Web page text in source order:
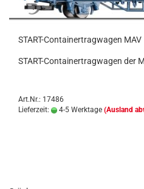
START-Containertragwagen MAV
START-Containertragwagen der
Art.Nr.: 17486
Lieferzeit:
4-5 Werktage (Ausland